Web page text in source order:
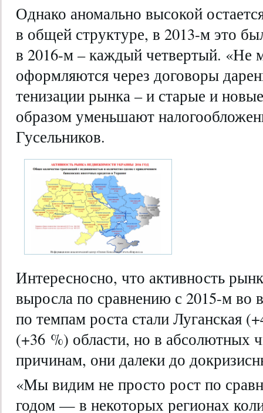
Однако аномально высокой
в общей структуре, в 2013-м это
в 2016-м – каждый четвертый. «Не
оформляются через договоры
тенизации рынка – и старые и
образом уменьшают
Гусельников.
Интересносно, что активность
выросла по сравнению с 2015-м во
по темпам роста стали Луганская
(+36 %) области, но в абсолютных
причинам, они далеки до
«Мы видим не просто рост по
годом — в некоторых регионах